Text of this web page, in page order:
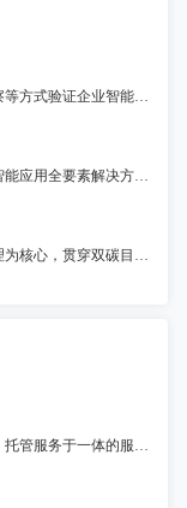
通过人员访谈、问卷调查、系统演示、现场勘察等方式验证企业智能制造能力水平，帮助企业识别现状，确定能力成熟度等级。通过开展评估，与标准对标，进行差距分析，确认下一步改进方向，持续提升企业智能制造能力。
超引领，提供基于数据底座的数字孪生与数据智能应用全要素解决方案 ，帮助企业客户统一数据标准、建设数据基座；实现工厂1:1数字重构与仿真优化，并运用AI大模型驱动数据智能应用，优化生产决策，实现从经验管理到智能驱动的转型升级。
智慧双碳全场景解决方案是以碳资产数字化管理为核心，贯穿双碳目标规划、减碳路径实施的全流程服务体系，通过物联网、大数据、AI等数字化技术深度融合，赋能企业实现数字化可持续建设与绿色转型。
智慧空压站全场景解决方案是一种集压缩设备、托管服务于一体的服务。客户将压缩设备托管到提供商处，提供商在进行设备的维护、监测及检修，从而保障压缩空气设备的平稳运行。压缩空气托管可以大大延长压缩机的寿命，减少设备方面的开支，提高效率。